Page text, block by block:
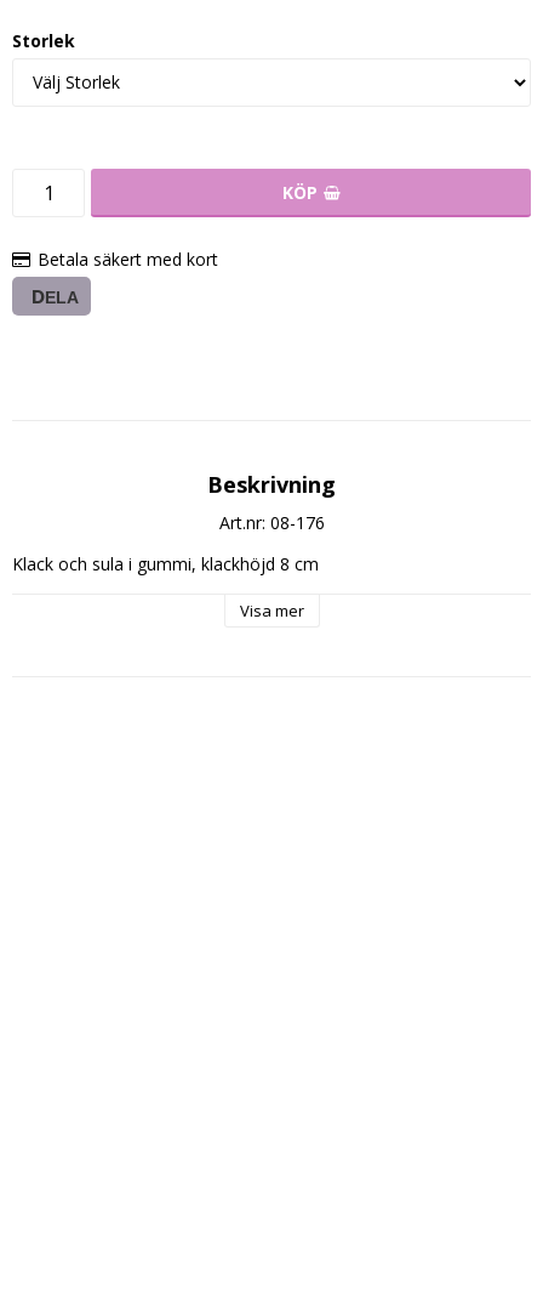
Storlek
KÖP
Betala säkert med kort
DELA
Beskrivning
Art.nr: 08-176
Klack och sula i gummi, klackhöjd 8 cm
Visa mer